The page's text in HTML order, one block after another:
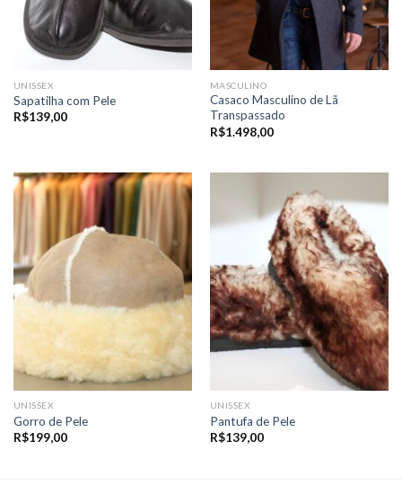
UNISSEX
Sapatilha com Pele
R$139,00
MASCULINO
Casaco Masculino de Lã
Transpassado
R$1.498,00
UNISSEX
Gorro de Pele
R$199,00
UNISSEX
Pantufa de Pele
R$139,00